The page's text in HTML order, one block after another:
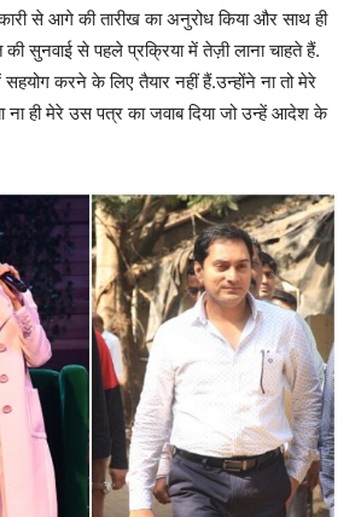
से आगे की तारीख का अनुरोध किया और साथ ही
की सुनवाई से पहले प्रक्रिया में तेज़ी लाना चाहते हैं.
करने के लिए तैयार नहीं हैं.उन्होंने ना तो मेरे
ना ही मेरे उस पत्र का जवाब दिया जो उन्हें आदेश के